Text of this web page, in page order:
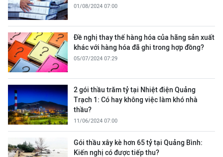
01/08/2024 07:00
Đề nghị thay thế hàng hóa của hãng sản xuất
khác với hàng hóa đã ghi trong hợp đồng?
05/07/2024 07:29
2 gói thầu trăm tỷ tại Nhiệt điện Quảng
Trạch 1: Có hay không việc làm khó nhà
thầu?
11/06/2024 07:00
Gói thầu xây kè hơn 65 tỷ tại Quảng Bình:
Kiến nghị có được tiếp thu?